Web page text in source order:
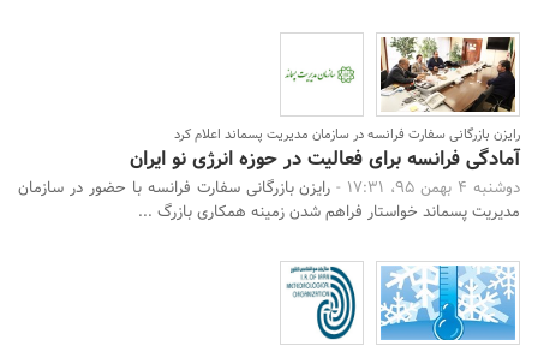
رایزن بازرگانی سفارت فرانسه در سازمان مدیریت پسماند اعلام کرد
آمادگی فرانسه برای فعالیت در حوزه انرژی نو ایران
دوشنبه 4 بهمن 95، 17:31 -
رایزن بازرگانی سفارت فرانسه با حضور در سازمان
مدیریت پسماند خواستار فراهم شدن زمینه همکاری بازرگ ...